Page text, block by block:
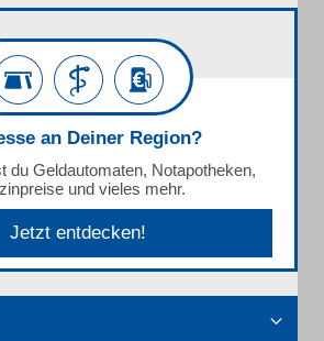
an Deiner Region?
du Geldautomaten, Notapotheken,
und vieles mehr.
Jetzt entdecken!